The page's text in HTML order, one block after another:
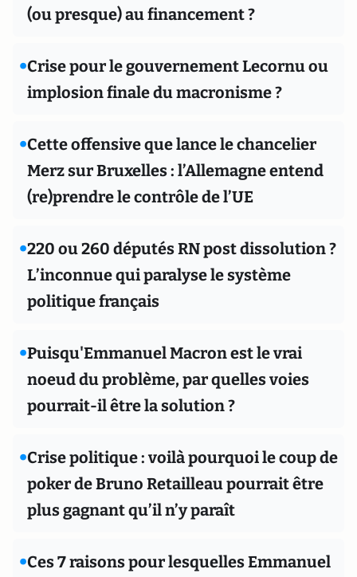
(ou presque) au financement ?
•Crise pour le gouvernement Lecornu ou
implosion finale du macronisme ?
•Cette offensive que lance le chancelier
Merz sur Bruxelles : l’Allemagne entend
(re)prendre le contrôle de l’UE
•220 ou 260 députés RN post dissolution ?
L’inconnue qui paralyse le système
politique français
•Puisqu'Emmanuel Macron est le vrai
noeud du problème, par quelles voies
pourrait-il être la solution ?
•Crise politique : voilà pourquoi le coup de
poker de Bruno Retailleau pourrait être
plus gagnant qu’il n’y paraît
•Ces 7 raisons pour lesquelles Emmanuel